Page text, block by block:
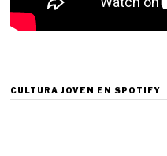
CULTURA JOVEN EN SPOTIFY